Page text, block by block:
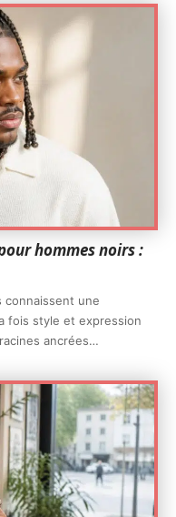
hommes noirs :
connaissent une
fois style et expression
ancrées…